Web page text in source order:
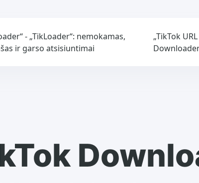
- „TikLoader“: nemokamas,
ir garso atsisiuntimai
„TikTok URL